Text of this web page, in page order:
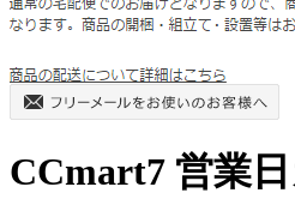
CCmart7 営業